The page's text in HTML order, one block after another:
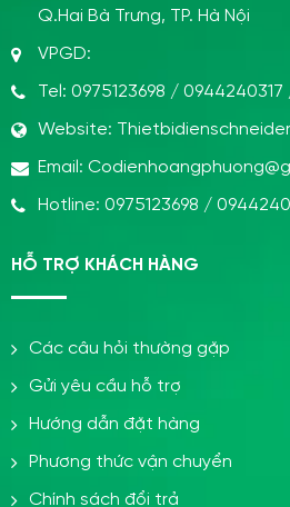
Q.Hai Bà Trưng, TP. Hà Nội
VPGD:
Tel: 0975123698 / 0944240317
Website:
Email:
Hotline: 0975123698 /
HỖ TRỢ KHÁCH HÀNG
Các câu hỏi thường gặp
Gửi yêu cầu hỗ trợ
Hướng dẫn đặt hàng
Phương thức vận chuyển
Chính sách đổi trả